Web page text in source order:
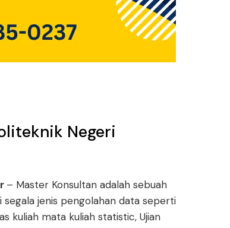
Negeri
– Master Konsultan adalah sebuah
segala jenis pengolahan data seperti
kuliah mata kuliah statistic, Ujian